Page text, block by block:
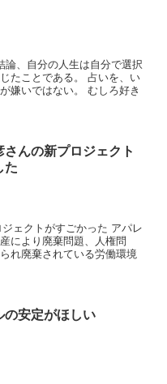
論、自分の人生は自分で選択
たことである。 占いを、い
嫌いではない。 むしろ好き
さんの新プロジェクト
た
ェクトがすごかった アパレ
により廃棄問題、人権問
れ廃棄されている労働環境
の安定がほしい